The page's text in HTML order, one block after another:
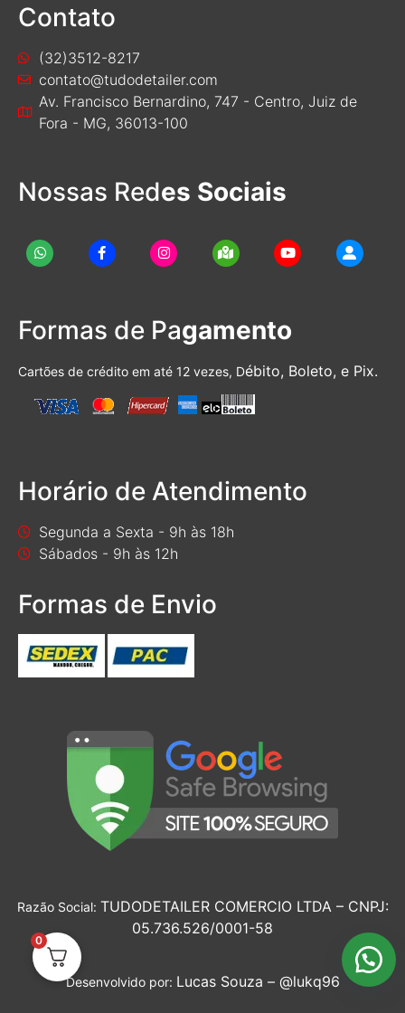
Contato
(32)3512-8217
contato@tudodetailer.com
Av. Francisco Bernardino, 747 - Centro, Juiz de
Fora - MG, 36013-100
Nossas Redes Sociais
Formas de Pagamento
Cartões de crédito em até 12 vezes, Débito, Boleto, e Pix.
Horário de Atendimento
Segunda a Sexta - 9h às 18h
Sábados - 9h às 12h
Formas de Envio
Razão Social: TUDODETAILER COMERCIO LTDA – CNPJ:
05.736.526/0001-58
Desenvolvido por: Lucas Souza – @lukq96
0